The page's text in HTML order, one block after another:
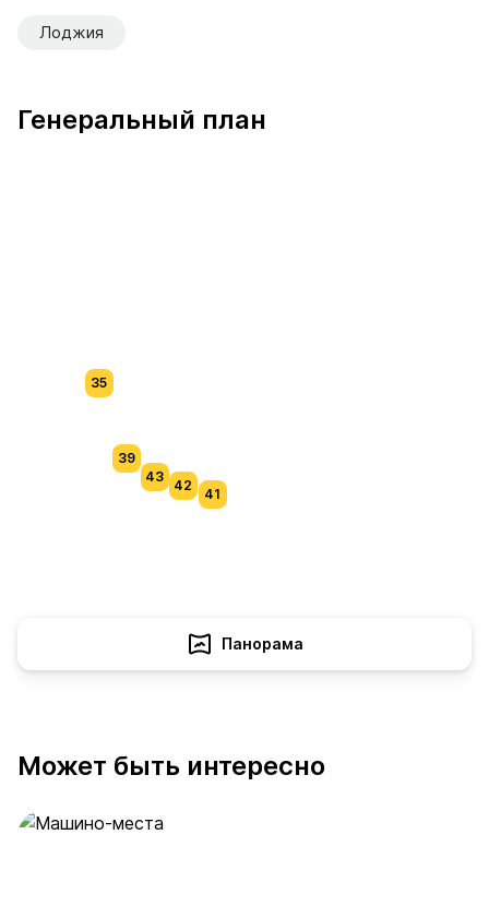
Лоджия
Генеральный план
39
35
41
42
43
Панорама
Может быть интересно